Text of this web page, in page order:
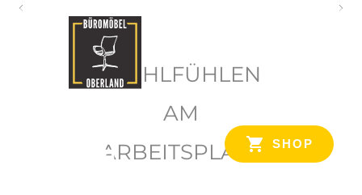
SHOP
WOHLFÜHLEN
AM
ARBEITSPLATZ